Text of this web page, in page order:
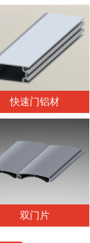
快速门铝材
双门片